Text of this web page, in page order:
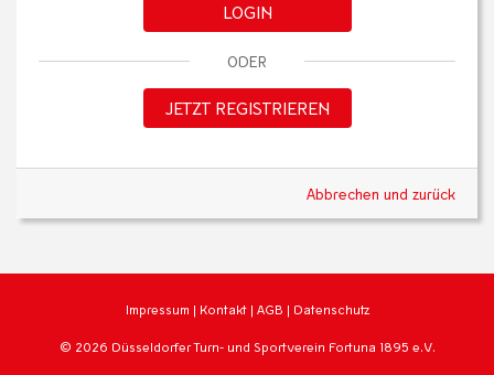
LOGIN
ODER
JETZT REGISTRIEREN
Abbrechen und zurück
Impressum | Kontakt | AGB | Datenschutz
© 2026 Düsseldorfer Turn- und Sportverein Fortuna 1895 e.V.